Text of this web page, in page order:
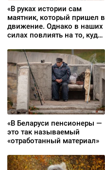
«В руках истории сам
маятник, который пришел в
движение. Однако в наших
силах повлиять на то, куда
качнется»
«В Беларуси пенсионеры —
это так называемый
«отработанный материал»